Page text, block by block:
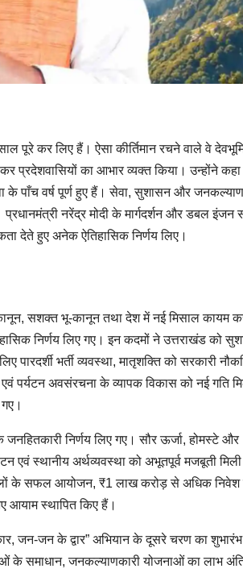
पूरे कर लिए हैं। ऐसा कीर्तिमान रचने वाले वे
का आभार व्यक्त किया। उन्होंने कहा
पाँच वर्ष पूर्ण हुए हैं। सेवा, सुशासन और
नरेंद्र मोदी के मार्गदर्शन और डबल इंजन
देते हुए अनेक ऐतिहासिक निर्णय लिए।
कानून, सशक्त भू-कानून तथा देश में नई मिसाल कायम
निर्णय लिए गए। इन कदमों ने उत्तराखंड को
भर्ती व्यवस्था, मातृशक्ति को सरकारी
एवं पर्यटन अवसंरचना के व्यापक विकास को नई गति
निर्णय लिए गए। सौर ऊर्जा, होमस्टे और
एवं स्थानीय अर्थव्यवस्था को अभूतपूर्व मजबूती
खेलों के सफल आयोजन, ₹1 लाख करोड़ से अधिक निवेश
आयाम स्थापित किए हैं।
जन के द्वार” अभियान के दूसरे चरण का शुभारंभ
के समाधान, जनकल्याणकारी योजनाओं का लाभ